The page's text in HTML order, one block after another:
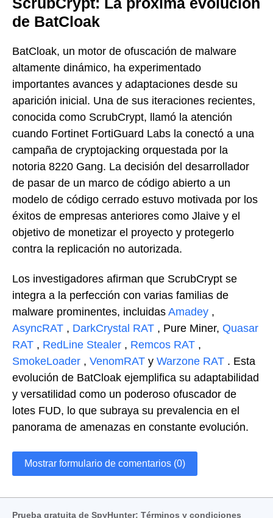
de BatCloak
BatCloak, un motor de ofuscación de malware
altamente dinámico, ha experimentado
importantes avances y adaptaciones desde su
aparición inicial. Una de sus iteraciones recientes,
conocida como ScrubCrypt, llamó la atención
cuando Fortinet FortiGuard Labs la conectó a una
campaña de cryptojacking orquestada por la
notoria 8220 Gang. La decisión del desarrollador
de pasar de un marco de código abierto a un
modelo de código cerrado estuvo motivada por los
éxitos de empresas anteriores como Jlaive y el
objetivo de monetizar el proyecto y protegerlo
contra la replicación no autorizada.
Los investigadores afirman que ScrubCrypt se
integra a la perfección con varias familias de
malware prominentes, incluidas Amadey ,
AsyncRAT , DarkCrystal RAT , Pure Miner, Quasar
RAT , RedLine Stealer , Remcos RAT ,
SmokeLoader , VenomRAT y Warzone RAT . Esta
evolución de BatCloak ejemplifica su adaptabilidad
y versatilidad como un poderoso ofuscador de
lotes FUD, lo que subraya su prevalencia en el
panorama de amenazas en constante evolución.
Mostrar formulario de comentarios (0)
Prueba gratuita de SpyHunter: Términos y condiciones